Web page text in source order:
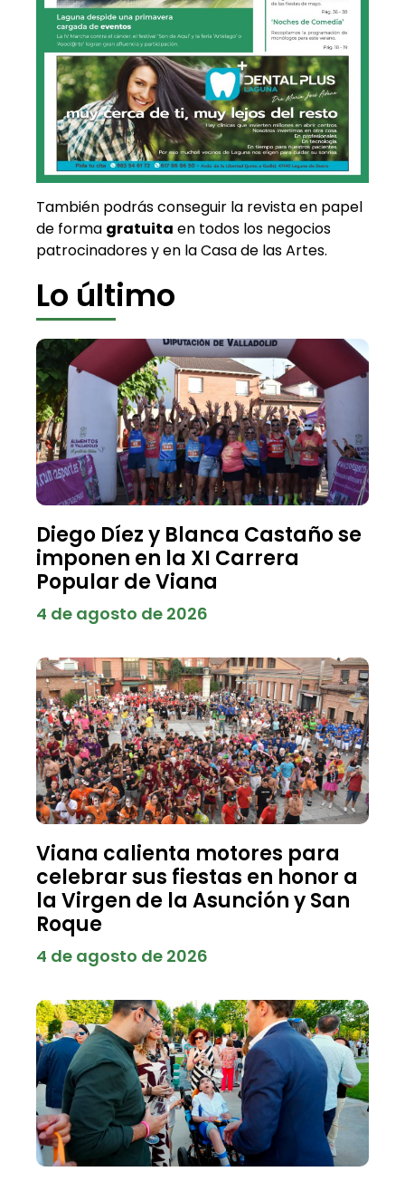
También podrás conseguir la revista en papel
de forma gratuita en todos los negocios
patrocinadores y en la Casa de las Artes.
Lo último
Diego Díez y Blanca Castaño se
imponen en la XI Carrera
Popular de Viana
4 de agosto de 2026
Viana calienta motores para
celebrar sus fiestas en honor a
la Virgen de la Asunción y San
Roque
4 de agosto de 2026